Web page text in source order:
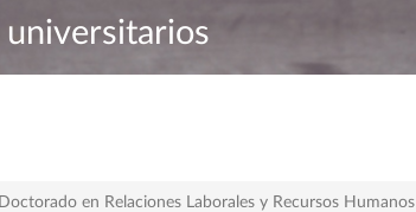
universitarios
en Relaciones Laborales y Recursos Humanos